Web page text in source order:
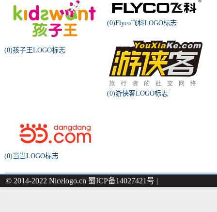
(0)孩子王LOGO标志
(0)Flyco飞科LOGO标志
(0)游侠客LOGO标志
(0)当当LOGO标志
© 2014-2022 Nicelogo.cn 蜀ICP备14027421号 |